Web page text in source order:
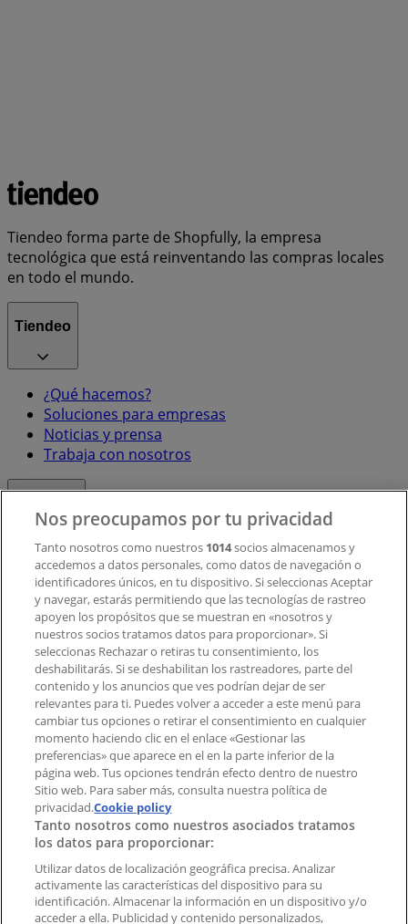
Tiendeo forma parte de Shopfully, la empresa
tecnológica que está reinventando las compras locales
en todo el mundo.
Tiendeo
¿Qué hacemos?
Soluciones para empresas
Noticias y prensa
Trabaja con nosotros
Contacto comercial y de marketing
Tienda mal colocada en el mapa
Notificar un folleto
¿Encontraste un problema en la web o en la
aplicación?
Índices
Marcas
Marcas locales
Negocios
Negocios cercanos
Productos
Productos locales
Ciudades
Nos preocupamos por tu privacidad
Tanto nosotros como nuestros 1014socios almacenamos y
accedemos a datos personales, como datos de navegación o
identificadores únicos, en tu dispositivo. Si seleccionas Aceptar
y navegar, estarás permitiendo que las tecnologías de rastreo
apoyen los propósitos que se muestran en «nosotros y
nuestros socios tratamos datos para proporcionar». Si
seleccionas Rechazar o retiras tu consentimiento, los
deshabilitarás. Si se deshabilitan los rastreadores, parte del
contenido y los anuncios que ves podrían dejar de ser
relevantes para ti. Puedes volver a acceder a este menú para
cambiar tus opciones o retirar el consentimiento en cualquier
momento haciendo clic en el enlace «Gestionar las
preferencias» que aparece en el en la parte inferior de la
página web. Tus opciones tendrán efecto dentro de nuestro
Sitio web. Para saber más, consulta nuestra política de
privacidad.Cookie policy
Tanto nosotros como nuestros asociados tratamos
los datos para proporcionar:
Utilizar datos de localización geográfica precisa. Analizar
activamente las características del dispositivo para su
identificación. Almacenar la información en un dispositivo y/o
acceder a ella. Publicidad y contenido personalizados,